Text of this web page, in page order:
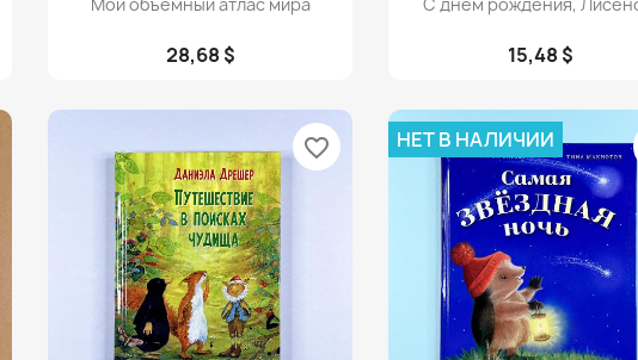
28,68 $ 15,48 $
favorite_border НЕТ В НАЛИЧИИ